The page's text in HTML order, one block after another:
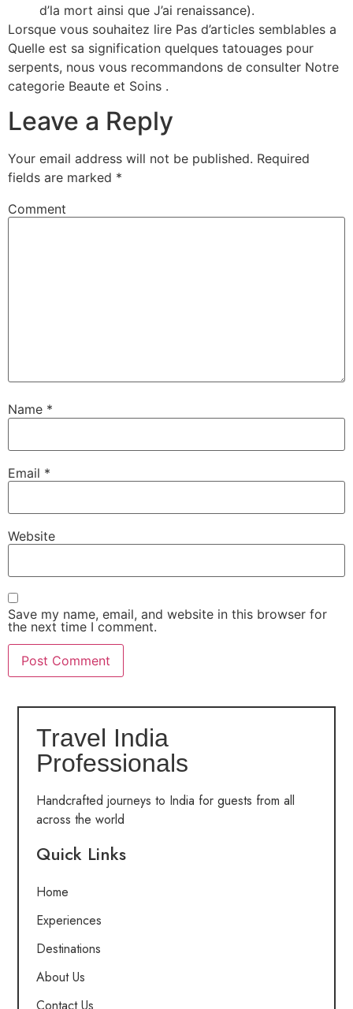
d’la mort ainsi que J’ai renaissance).
Lorsque vous souhaitez lire Pas d’articles semblables a
Quelle est sa signification quelques tatouages pour
serpents, nous vous recommandons de consulter Notre
categorie Beaute et Soins .
Leave a Reply
Your email address will not be published. Required
fields are marked *
Comment
Name *
Email *
Website
Save my name, email, and website in this browser for
the next time I comment.
Travel India
Professionals
Handcrafted journeys to India for guests from all
across the world
Quick Links
Home
Experiences
Destinations
About Us